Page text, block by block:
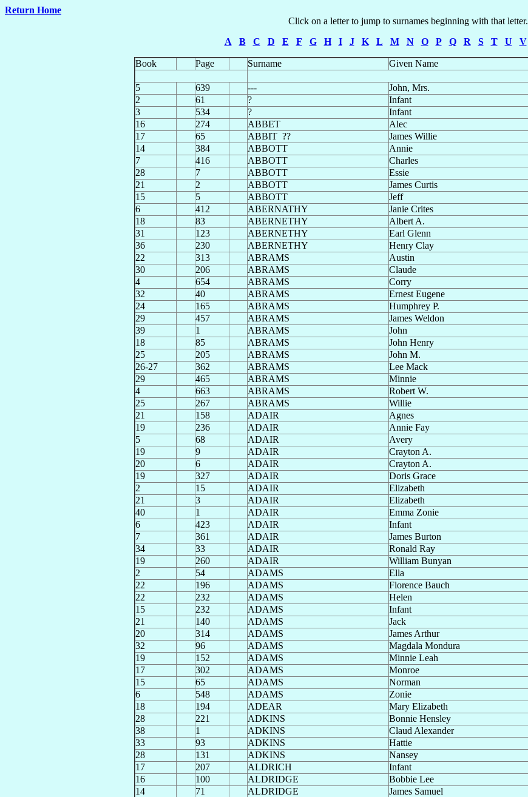
Return Home
Click on a letter to jump to surnames beginning with that letter.
A
B C D E F G H I J K L M N O P Q R S T U V
Book Page Surname Given Name
5 639 --- John, Mrs.
2
61 ? Infant
3
534 ? Infant
16
274 ABBET Alec
17
65 ABBIT ?? James Willie
14
384 ABBOTT Annie
7
416 ABBOTT Charles
28
7 ABBOTT Essie
21
2 ABBOTT James Curtis
15
5 ABBOTT Jeff
6
412 ABERNATHY Janie Crites
18
83 ABERNETHY Albert A.
31
123 ABERNETHY Earl Glenn
36
230 ABERNETHY Henry Clay
22
313 ABRAMS Austin
30
206 ABRAMS Claude
4
654 ABRAMS Corry
32
40 ABRAMS Ernest Eugene
24
165 ABRAMS Humphrey P.
29
457 ABRAMS James Weldon
39
1 ABRAMS John
18
85 ABRAMS John Henry
25
205 ABRAMS John M.
26-27
362 ABRAMS Lee Mack
29
465 ABRAMS Minnie
4
663 ABRAMS Robert W.
25
267 ABRAMS Willie
21
158 ADAIR Agnes
19
236 ADAIR Annie Fay
5
68 ADAIR Avery
19
9 ADAIR Crayton A.
20
6 ADAIR Crayton A.
19
327 ADAIR Doris Grace
2
15 ADAIR Elizabeth
21
3 ADAIR Elizabeth
40
1 ADAIR Emma Zonie
6
423 ADAIR Infant
7
361 ADAIR James Burton
34
33 ADAIR Ronald Ray
19
260 ADAIR William Bunyan
2
54 ADAMS Ella
22
196 ADAMS Florence Bauch
22
232 ADAMS Helen
15
232 ADAMS Infant
21
140 ADAMS Jack
20
314 ADAMS James Arthur
32
96 ADAMS Magdala Mondura
19
152 ADAMS Minnie Leah
17
302 ADAMS Monroe
15
65 ADAMS Norman
6
548 ADAMS Zonie
18
194 ADEAR Mary Elizabeth
28
221 ADKINS Bonnie Hensley
38
1 ADKINS Claud Alexander
33
93 ADKINS Hattie
28
131 ADKINS Nansey
17
207 ALDRICH Infant
16
100 ALDRIDGE Bobbie Lee
14
71 ALDRIDGE James Samuel